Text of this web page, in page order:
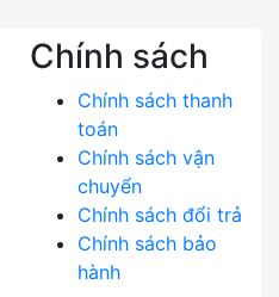
Chính sách
Chính sách thanh
toán
Chính sách vận
chuyển
Chính sách đổi trả
Chính sách bảo
hành